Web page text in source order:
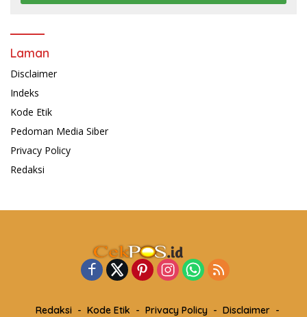
Laman
Disclaimer
Indeks
Kode Etik
Pedoman Media Siber
Privacy Policy
Redaksi
Redaksi Kode Etik Privacy Policy Disclaimer